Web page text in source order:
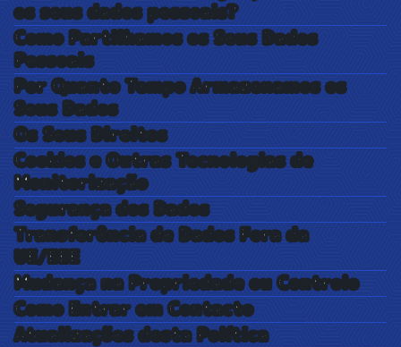
os seus dados pessoais?
Como Partilhamos os Seus Dados
Pessoais
Por Quanto Tempo Armazenamos os
Seus Dados
Os Seus Direitos
Cookies e Outras Tecnologias de
Monitorização
Segurança dos Dados
Transferência de Dados Fora da
UE/EEE
Mudança na Propriedade ou Controlo
Como Entrar em Contacto
Atualizações desta Política